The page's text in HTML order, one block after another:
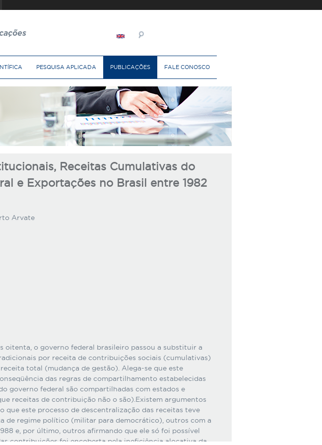
PESQUISA APLICADA PUBLICAÇÕES FALE CONOSCO
Receitas Cumulativas do
e Exportações no Brasil entre 1982
Arvate
oitenta, o governo federal brasileiro passou a substituir a
por receita de contribuições sociais (cumulativas)
total (mudança de gestão). Alega-se que este
das regras de compartilhamento estabelecidas
governo federal são compartilhadas com estados e
receitas de contribuição não o são).Existem argumentos
que este processo de descentralização das receitas teve
de regime político (militar para democrático), outros com a
e, por último, outros afirmando que ele só foi possível
contribuições foi encoberta pela ineficiência alocativa da